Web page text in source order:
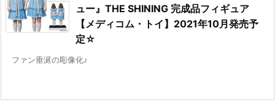
ュー』THE SHINING 完成品フィギュア
【メディコム・トイ】2021年10月発売予
定☆
ファン垂涎の彫像化♪